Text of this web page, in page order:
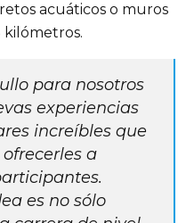
acuáticos o muros
kilómetros.
para nosotros
experiencias
increíbles que
a
es no sólo